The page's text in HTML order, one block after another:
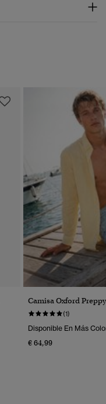
Camisa Oxford
(1)
Disponible En Más
€ 64,99